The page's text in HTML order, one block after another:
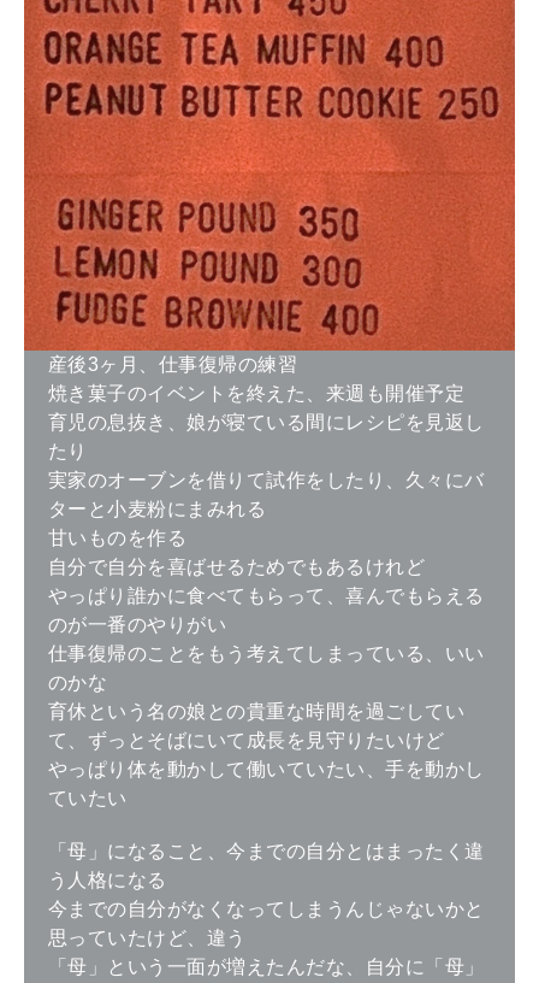
産後3ヶ月、仕事復帰の練習
焼き菓子のイベントを終えた、来週も開催予定
育児の息抜き、娘が寝ている間にレシピを見返し
たり
実家のオーブンを借りて試作をしたり、久々にバ
ターと小麦粉にまみれる
甘いものを作る
自分で自分を喜ばせるためでもあるけれど
やっぱり誰かに食べてもらって、喜んでもらえる
のが一番のやりがい
仕事復帰のことをもう考えてしまっている、いい
のかな
育休という名の娘との貴重な時間を過ごしてい
て、ずっとそばにいて成長を見守りたいけど
やっぱり体を動かして働いていたい、手を動かし
ていたい
「母」になること、今までの自分とはまったく違
う人格になる
今までの自分がなくなってしまうんじゃないかと
思っていたけど、違う
「母」という一面が増えたんだな、自分に「母」